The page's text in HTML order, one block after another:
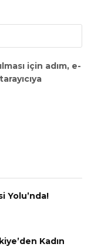
için adım, e-
Yolu’nda!
Kadın